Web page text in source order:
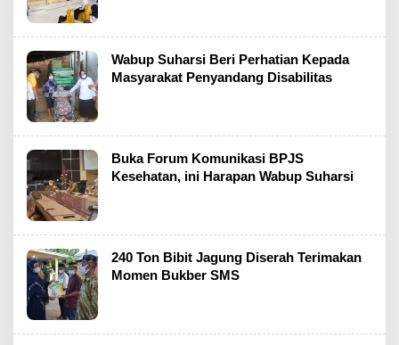
Wabup Suharsi Beri Perhatian Kepada
Masyarakat Penyandang Disabilitas
Buka Forum Komunikasi BPJS
Kesehatan, ini Harapan Wabup Suharsi
240 Ton Bibit Jagung Diserah Terimakan
Momen Bukber SMS